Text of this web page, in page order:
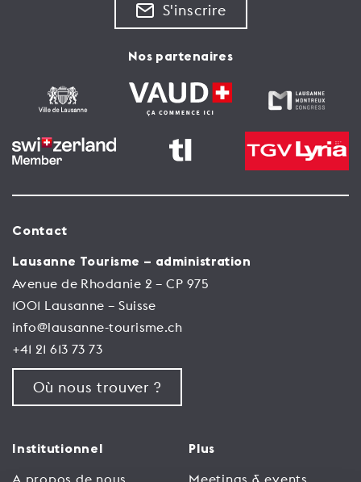
S'inscrire
Nos partenaires
Contact
Lausanne Tourisme – administration
Avenue de Rhodanie 2 – CP 975
1001 Lausanne – Suisse
info@lausanne-tourisme.ch
+41 21 613 73 73
Où nous trouver ?
Institutionnel Plus